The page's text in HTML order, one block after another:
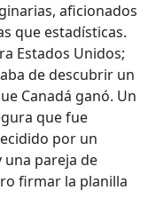
aficionados
que estadísticas.
Estados Unidos;
de descubrir un
Canadá ganó. Un
que fue
por un
una pareja de
firmar la planilla